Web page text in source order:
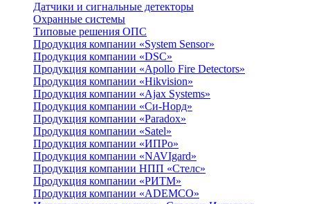
Датчики и сигнальные детекторы
Охранные системы
Типовые решения ОПС
Продукция компании «System Sensor»
Продукция компании «DSC»
Продукция компании «Apollo Fire Detectors»
Продукция компании «Hikvision»
Продукция компании «Ajax Systems»
Продукция компании «Си-Норд»
Продукция компании «Paradox»
Продукция компании «Satel»
Продукция компании «ИПРо»
Продукция компании «NAVIgard»
Продукция компании НПП «Стелс»
Продукция компании «РИТМ»
Продукция компании «ADEMCO»